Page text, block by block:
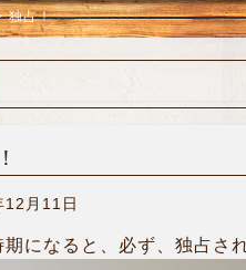
独占！
12月11日
期になると、必ず、独占さ